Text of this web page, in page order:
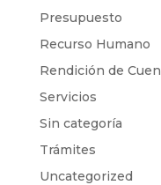
Presupuesto
Recurso Humano
Rendición de
Servicios
Sin categoría
Trámites
Uncategorized